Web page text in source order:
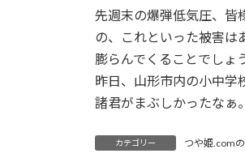
新
日
:
先週末の爆弾低気圧、皆
の、これといった被害は
膨らんでくることでしょ
昨日、山形市内の小中学
諸君がまぶしかったなぁ
カテゴリー つや姫.com